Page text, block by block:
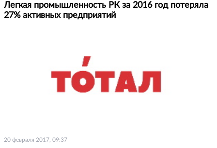
Легкая промышленность РК за 2016 год потеряла
27% активных предприятий
20 февраля 2017, 09:37